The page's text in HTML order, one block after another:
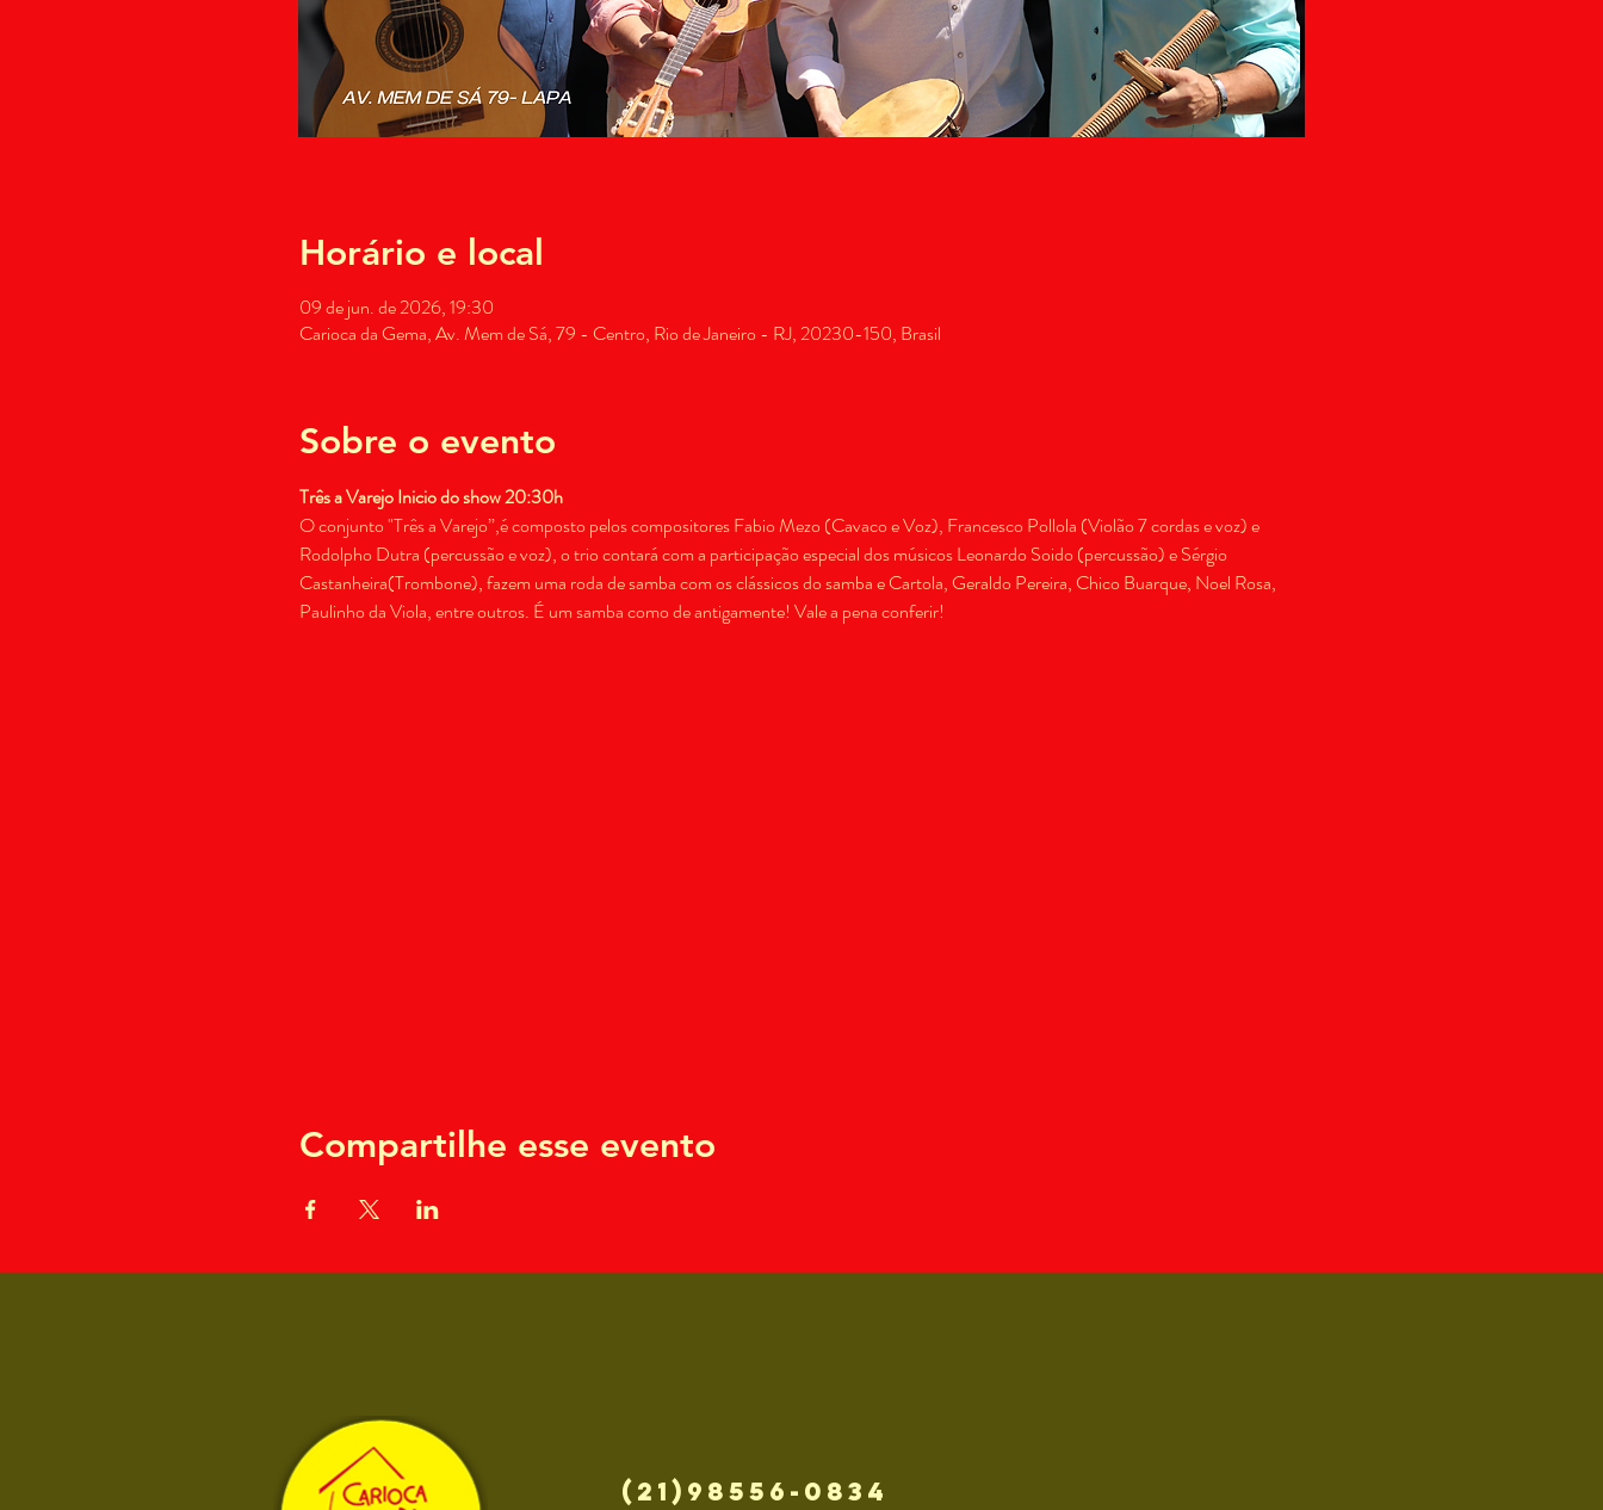
Horário e local
09 de jun. de 2026, 19:30
Carioca da Gema, Av. Mem de Sá, 79 - Centro, Rio de Janeiro - RJ, 20230-150, Brasil
Sobre o evento
Três a Varejo Inicio do show 20:30h
O conjunto "Três a Varejo”,é composto pelos compositores Fabio Mezo (Cavaco e Voz), Francesco Pollola (Violão 7 cordas e voz) e
Rodolpho Dutra (percussão e voz), o trio contará com a participação especial dos músicos Leonardo Soido (percussão) e Sérgio
Castanheira(Trombone), fazem uma roda de samba com os clássicos do samba e Cartola, Geraldo Pereira, Chico Buarque, Noel Rosa,
Paulinho da Viola, entre outros. É um samba como de antigamente! Vale a pena conferir!
Compartilhe esse evento
(21)98556-0834